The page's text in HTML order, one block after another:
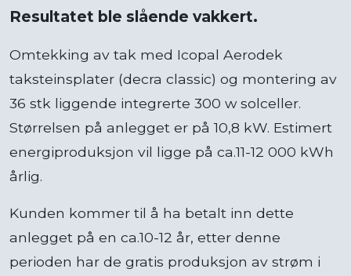
Resultatet ble slående vakkert.
Omtekking av tak med Icopal Aerodek
taksteinsplater (decra classic) og montering av
36 stk liggende integrerte 300 w solceller.
Størrelsen på anlegget er på 10,8 kW. Estimert
energiproduksjon vil ligge på ca.11-12 000 kWh
årlig.
Kunden kommer til å ha betalt inn dette
anlegget på en ca.10-12 år, etter denne
perioden har de gratis produksjon av strøm i